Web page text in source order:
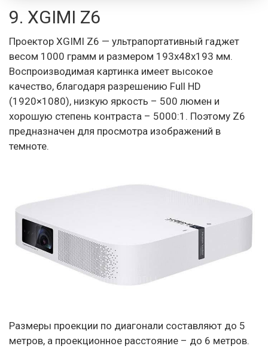
9. XGIMI Z6
Проектор XGIMI Z6 — ультрапортативный гаджет
весом 1000 грамм и размером 193x48x193 мм.
Воспроизводимая картинка имеет высокое
качество, благодаря разрешению Full HD
(1920×1080), низкую яркость – 500 люмен и
хорошую степень контраста – 5000:1. Поэтому Z6
предназначен для просмотра изображений в
темноте.
Размеры проекции по диагонали составляют до 5
метров, а проекционное расстояние – до 6 метров.